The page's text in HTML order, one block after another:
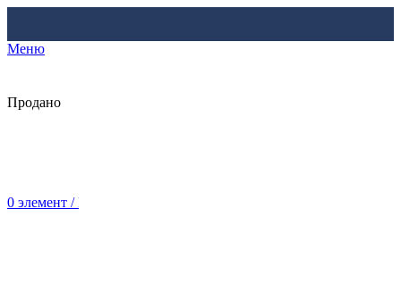
Меню
0 элемент / Br
Продано